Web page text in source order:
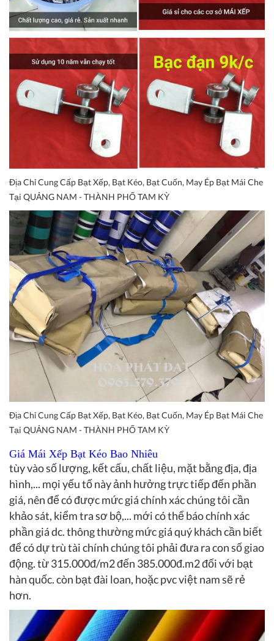
Địa Chỉ Cung Cấp Bạt Xếp, Bạt Kéo, Bạt Cuốn, May Ép Bạt Mái Che
Tại QUẢNG NAM - THÀNH PHỐ TAM KỲ
Địa Chỉ Cung Cấp Bạt Xếp, Bạt Kéo, Bạt Cuốn, May Ép Bạt Mái Che
Tại QUẢNG NAM - THÀNH PHỐ TAM KỲ
Giá Mái Xếp Bạt Kéo Bao Nhiêu
tùy vào số lượng, kết cấu, chất liệu, mặt bằng địa, địa
hình,... mọi yếu tố này ảnh hưởng trực tiếp đến phần
giá, nên để có được mức giá chính xác chúng tôi cần
khảo sát, kiểm tra sơ bộ,... mới có thể báo chính xác
phần giá dc. thông thường mức giá quý khách cần biết
để có dự trù tài chính chúng tôi phải đưa ra con số giao
động. từ 315.000đ/m2 đến 385.000đ.m2 đối với bạt
hàn quốc. còn bạt đài loan, hoặc pvc việt nam sẽ rẻ
hơn.